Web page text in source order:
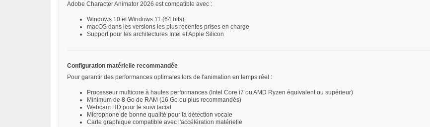
Adobe Character Animator 2026 est compatible avec :
Windows 10 et Windows 11 (64 bits)
macOS dans les versions les plus récentes prises en charge
Support pour les architectures Intel et Apple Silicon
Configuration matérielle recommandée
Pour garantir des performances optimales lors de l'animation en temps réel :
Processeur multicore à hautes performances (Intel Core i7 ou AMD Ryzen équivalent ou supérieur)
Minimum de 8 Go de RAM (16 Go ou plus recommandés)
Webcam HD pour le suivi facial
Microphone de bonne qualité pour la détection vocale
Carte graphique compatible avec l'accélération matérielle